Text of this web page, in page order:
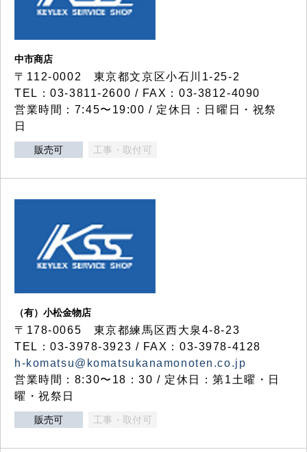
中市商店
〒112-0002 東京都文京区小石川1-25-2
TEL：03-3811-2600 / FAX：03-3812-4090
営業時間：7:45〜19:00 / 定休日：日曜日・祝祭
日
販売可 工事・取付可
（有）小松金物店
〒178-0065 東京都練馬区西大泉4-8-23
TEL：03-3978-3923 / FAX：03-3978-4128
h-komatsu@komatsukanamonoten.co.jp
営業時間：8:30〜18：30 / 定休日：第1土曜・日
曜・祝祭日
販売可 工事・取付可